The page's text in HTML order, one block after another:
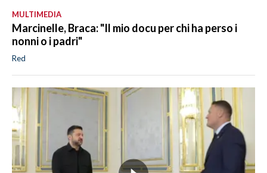
MULTIMEDIA
Marcinelle, Braca: "Il mio docu per chi ha perso i
nonni o i padri"
Red